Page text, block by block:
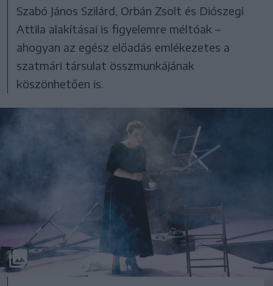
Szabó János Szilárd, Orbán Zsolt és Diószegi
Attila alakításai is figyelemre méltóak –
ahogyan az egész előadás emlékezetes a
szatmári társulat összmunkájának
köszönhetően is.